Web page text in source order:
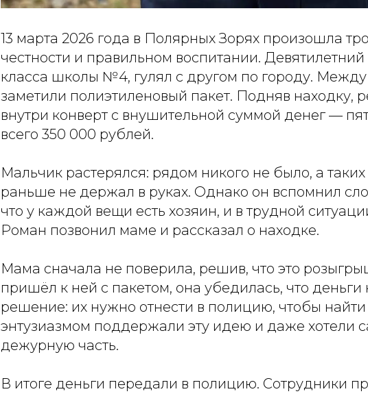
13 марта 2026 года в Полярных Зорях произошла
честности и правильном воспитании.
класса школы №4, гулял с другом по городу.
заметили полиэтиленовый пакет. Подняв находку,
внутри конверт с внушительной суммой денег —
всего 350 000 рублей.
Мальчик растерялся: рядом никого не было, а
раньше не держал в руках. Однако он вспомнил
что у каждой вещи есть хозяин, и в трудной
Роман позвонил маме и рассказал о находке.
Мама сначала не поверила, решив, что это
пришёл к ней с пакетом, она убедилась, что
решение: их нужно отнести в полицию, чтобы
энтузиазмом поддержали эту идею и даже хотели
дежурную часть.
В итоге деньги передали в полицию. Сотрудники